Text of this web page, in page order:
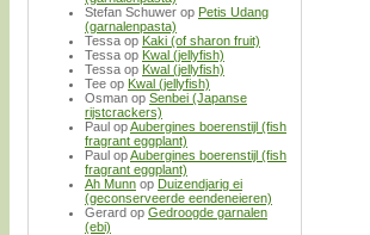
Stefan Schuwer op Petis Udang
(garnalenpasta)
Tessa op Kaki (of sharon fruit)
Tessa op Kwal (jellyfish)
Tessa op Kwal (jellyfish)
Tee op Kwal (jellyfish)
Osman op Senbei (Japanse
rijstcrackers)
Paul opAubergines boerenstijl (fish
fragrant eggplant)
Paul opAubergines boerenstijl (fish
fragrant eggplant)
Ah Munn op Duizendjarig ei
(geconserveerde eendeneieren)
Gerard op Gedroogde garnalen
(ebi)